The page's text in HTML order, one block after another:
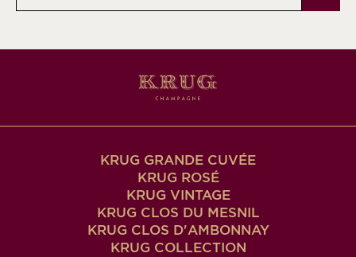
KRUG GRANDE CUVÉE
KRUG ROSÉ
KRUG VINTAGE
KRUG CLOS DU MESNIL
KRUG CLOS D'AMBONNAY
KRUG COLLECTION